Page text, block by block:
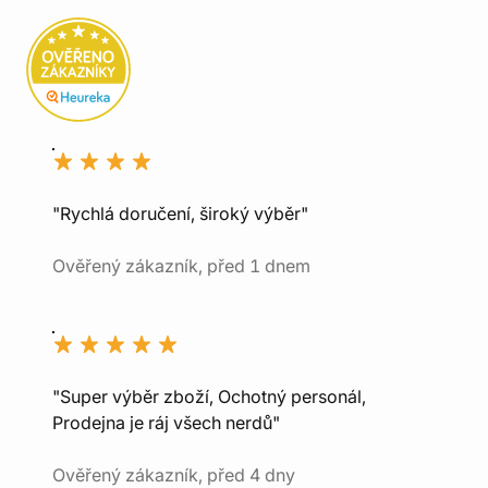
"Rychlá doručení, široký výběr"
Ověřený zákazník, před 1 dnem
"Super výběr zboží, Ochotný personál,
Prodejna je ráj všech nerdů"
Ověřený zákazník, před 4 dny